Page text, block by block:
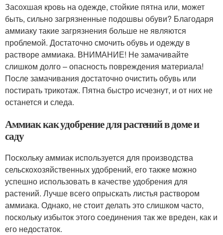
Засохшая кровь на одежде, стойкие пятна или, может
быть, сильно загрязненные подошвы обуви? Благодаря
аммиаку такие загрязнения больше не являются
проблемой. Достаточно смочить обувь и одежду в
растворе аммиака. ВНИМАНИЕ! Не замачивайте
слишком долго – опасность повреждения материала!
После замачивания достаточно очистить обувь или
постирать трикотаж. Пятна быстро исчезнут, и от них не
останется и следа.
Аммиак как удобрение для растений в доме и
саду
Поскольку аммиак используется для производства
сельскохозяйственных удобрений, его также можно
успешно использовать в качестве удобрения для
растений. Лучше всего опрыскать листья раствором
аммиака. Однако, не стоит делать это слишком часто,
поскольку избыток этого соединения так же вреден, как и
его недостаток.